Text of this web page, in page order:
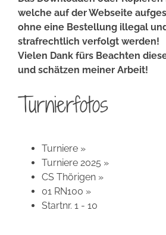
welche auf der Webseite
ohne eine Bestellung illegal
strafrechtlich verfolgt werden!
Vielen Dank fürs Beachten
und schätzen meiner Arbeit!
Turnierfotos
Turniere »
Turniere 2025 »
CS Thörigen »
01 RN100 »
Startnr. 1 - 10